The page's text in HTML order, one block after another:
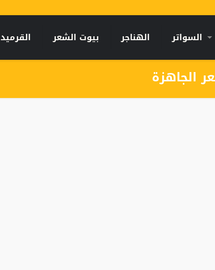
السواتر الهناجر بيوت الشعر القرميد
الجاهزة